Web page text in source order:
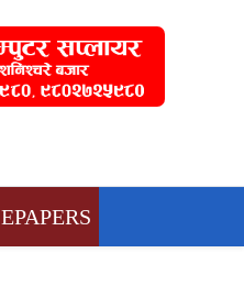
EPAPERS